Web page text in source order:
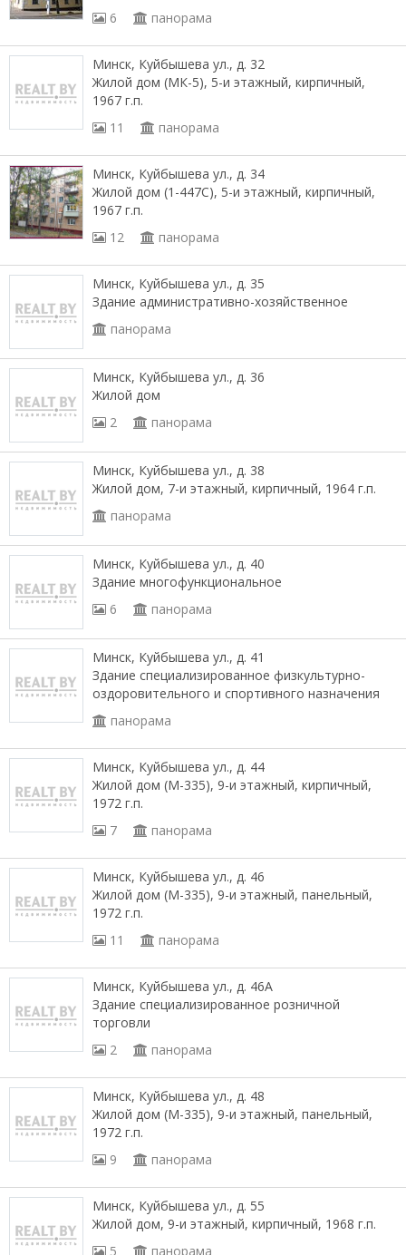
6
панорама
Минск, Куйбышева ул., д. 32
Жилой дом (МК-5), 5-и этажный, кирпичный,
1967 г.п.
11
панорама
Минск, Куйбышева ул., д. 34
Жилой дом (1-447С), 5-и этажный, кирпичный,
1967 г.п.
12
панорама
Минск, Куйбышева ул., д. 35
Здание административно-хозяйственное
панорама
Минск, Куйбышева ул., д. 36
Жилой дом
2
панорама
Минск, Куйбышева ул., д. 38
Жилой дом, 7-и этажный, кирпичный, 1964 г.п.
панорама
Минск, Куйбышева ул., д. 40
Здание многофункциональное
6
панорама
Минск, Куйбышева ул., д. 41
Здание специализированное физкультурно-
оздоровительного и спортивного назначения
панорама
Минск, Куйбышева ул., д. 44
Жилой дом (М-335), 9-и этажный, кирпичный,
1972 г.п.
7
панорама
Минск, Куйбышева ул., д. 46
Жилой дом (М-335), 9-и этажный, панельный,
1972 г.п.
11
панорама
Минск, Куйбышева ул., д. 46А
Здание специализированное розничной
торговли
2
панорама
Минск, Куйбышева ул., д. 48
Жилой дом (М-335), 9-и этажный, панельный,
1972 г.п.
9
панорама
Минск, Куйбышева ул., д. 55
Жилой дом, 9-и этажный, кирпичный, 1968 г.п.
5
панорама